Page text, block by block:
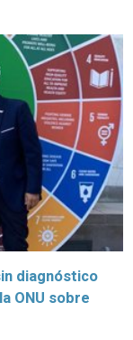
diagnóstico
ONU sobre